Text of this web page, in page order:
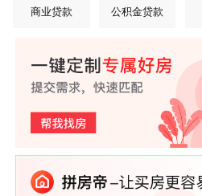
商业贷款 公积金贷款